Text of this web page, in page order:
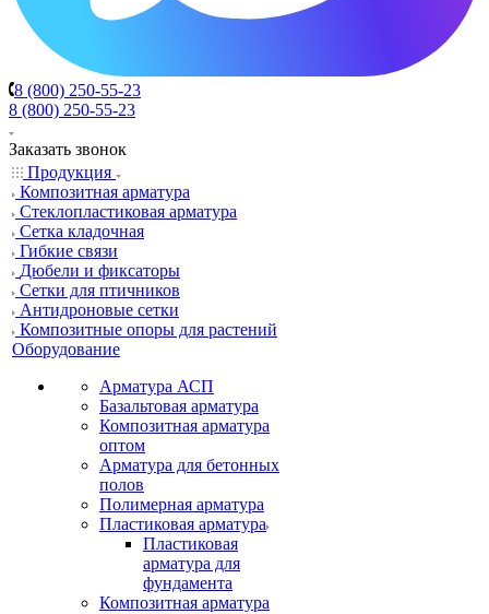
8 (800) 250-55-23
8 (800) 250-55-23
Заказать звонок
Продукция
Композитная арматура
Cтеклопластиковая арматура
Сетка кладочная
Гибкие связи
Дюбели и фиксаторы
Сетки для птичников
Антидроновые сетки
Композитные опоры для растений
Оборудование
Арматура АСП
Базальтовая арматура
Композитная арматура
оптом
Арматура для бетонных
полов
Полимерная арматура
Пластиковая арматура
Пластиковая
арматура для
фундамента
Композитная арматура